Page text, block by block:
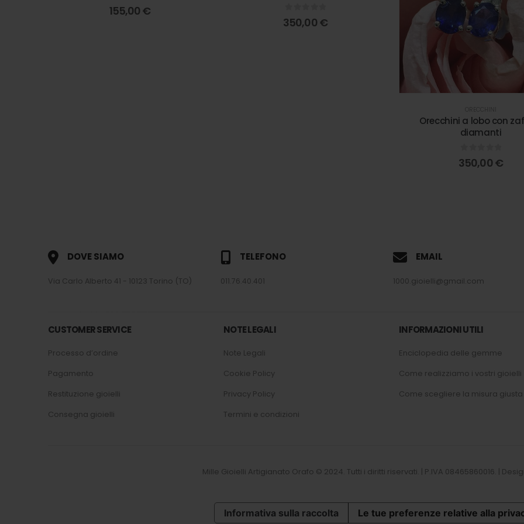
0out of 5
155,00 € 0out of 5
350,00 €
Orecchini a lobo con
diamanti
0out of 5
350,00 €
DOVE SIAMO
Via Carlo Alberto 41 - 10123 Torino (TO)
TELEFONO
011.76.40.401
EMAIL
1000.gioielli@gmail.com
CUSTOMER SERVICE
Processo d’ordine
Pagamento
Restituzione gioielli
Consegna gioielli
NOTE LEGALI
Note Legali
Cookie Policy
Privacy Policy
Termini e condizioni
INFORMAZIONI UTILI
Enciclopedia delle gemme
Come realizziamo i vostri gioielli
Come scegliere la misura giusta
Mille Gioielli Artigianato Orafo © 2024. Tutti i diritti riservati. | P.IVA 08465860016. |
Informativa sulla raccolta Le tue preferenze relative alla